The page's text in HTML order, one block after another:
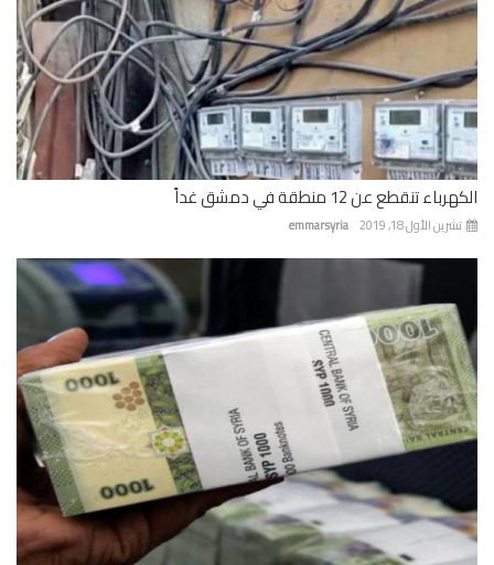
تنقطع عن 12 منطقة في دمشق غداً
emmarsyria الأول 18, 2019